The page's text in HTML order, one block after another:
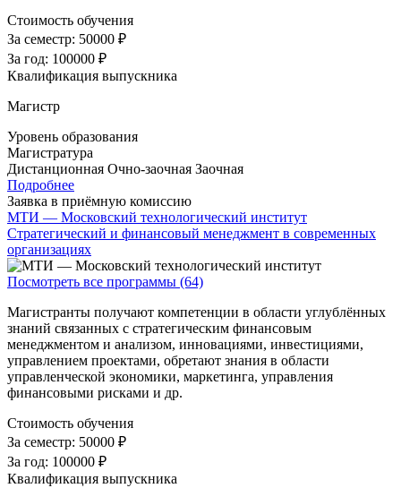
Стоимость обучения
За семестр: 50000 ₽
За год: 100000 ₽
Квалификация выпускника
Магистр
Уровень образования
Магистратура
Дистанционная Очно-заочная Заочная
Подробнее
Заявка в приёмную комиссию
МТИ — Московский технологический институт
Стратегический и финансовый менеджмент в современных
организациях
Посмотреть все программы (64)
Магистранты получают компетенции в области углублённых
знаний связанных с стратегическим финансовым
менеджментом и анализом, инновациями, инвестициями,
управлением проектами, обретают знания в области
управленческой экономики, маркетинга, управления
финансовыми рисками и др.
Стоимость обучения
За семестр: 50000 ₽
За год: 100000 ₽
Квалификация выпускника